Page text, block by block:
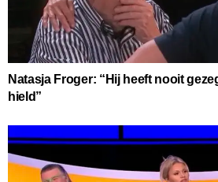
Natasja Froger: “Hij heeft nooit
hield”